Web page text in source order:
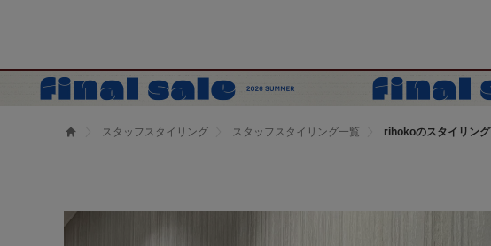
スタッフスタイリング スタッフスタイリング一覧 rihokoのスタイリング